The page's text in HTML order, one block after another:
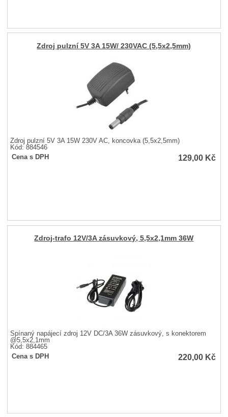
Zdroj pulzní 5V 3A 15W/ 230VAC (5,5x2,5mm)
Zdroj pulzní 5V 3A 15W 230V AC, koncovka (5,5x2,5mm)
Kód: 884546
Cena s DPH
129,00 Kč
Zdroj-trafo 12V/3A zásuvkový, 5,5x2,1mm 36W
Spínaný napájecí zdroj 12V DC/3A 36W zásuvkový, s konektorem
@5,5x2,1mm
Kód: 884465
Cena s DPH
220,00 Kč